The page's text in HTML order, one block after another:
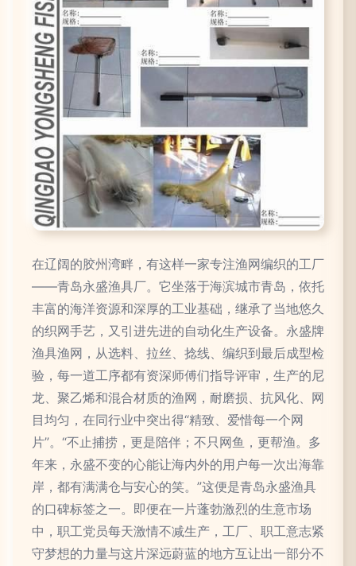
在辽阔的胶州湾畔，有这样一家专注渔网编织的工厂
——青岛永盛渔具厂。它坐落于海滨城市青岛，依托
丰富的海洋资源和深厚的工业基础，继承了当地悠久
的织网手艺，又引进先进的自动化生产设备。永盛牌
渔具渔网，从选料、拉丝、捻线、编织到最后成型检
验，每一道工序都有资深师傅们指导评审，生产的尼
龙、聚乙烯和混合材质的渔网，耐磨损、抗风化、网
目均匀，在同行业中突出得“精致、爱惜每一个网
片”。“不止捕捞，更是陪伴；不只网鱼，更帮渔。多
年来，永盛不变的心能让海内外的用户每一次出海靠
岸，都有满满仓与安心的笑。”这便是青岛永盛渔具
的口碑标签之一。即便在一片蓬勃激烈的生意市场
中，职工党员每天激情不减生产，工厂、职工意志紧
守梦想的力量与这片深远蔚蓝的地方互让出一部分不